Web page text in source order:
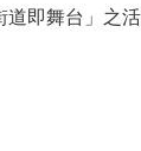
即舞台」之